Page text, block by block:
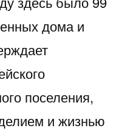
дома и
поселения,
и жизнью